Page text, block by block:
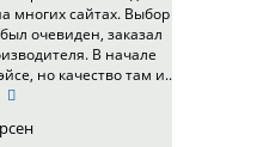
многих сайтах. Выбор
был очевиден, заказал
В начале
но качество там и..